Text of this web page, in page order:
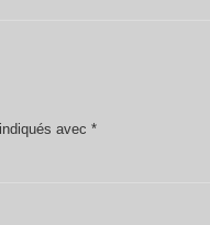
avec *